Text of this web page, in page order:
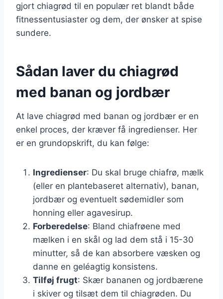
gjort chiagrød til en populær ret blandt både
fitnessentusiaster og dem, der ønsker at spise
sundere.
Sådan laver du chiagrød
med banan og jordbær
At lave chiagrød med banan og jordbær er en
enkel proces, der kræver få ingredienser. Her
er en grundopskrift, du kan følge:
Ingredienser: Du skal bruge chiafrø, mælk
(eller en plantebaseret alternativ), banan,
jordbær og eventuelt sødemidler som
honning eller agavesirup.
Forberedelse: Bland chiafrøene med
mælken i en skål og lad dem stå i 15-30
minutter, så de kan absorbere væsken og
danne en geléagtig konsistens.
Tilføj frugt: Skær bananen og jordbærene
i skiver og tilsæt dem til chiagrøden. Du